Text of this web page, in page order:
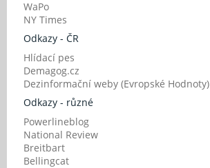
WaPo
NY Times
Odkazy - ČR
Hlídací pes
Demagog.cz
Dezinformační weby (Evropské Hodnoty)
Odkazy - různé
Powerlineblog
National Review
Breitbart
Bellingcat